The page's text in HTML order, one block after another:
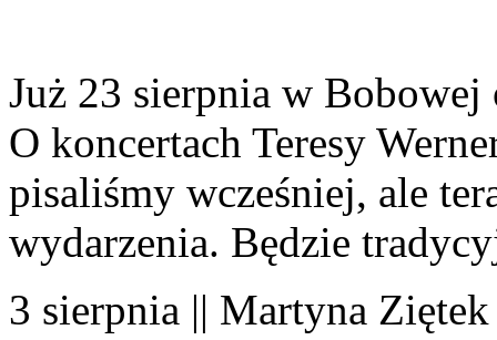
Już 23 sierpnia w
O koncertach Teresy
pisaliśmy wcześniej, ale
wydarzenia. Będzie
3 sierpnia || Martyna